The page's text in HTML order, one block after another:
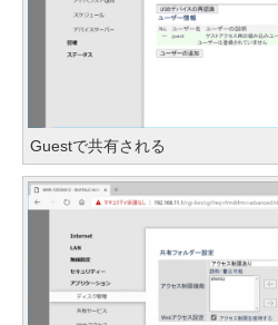
Guestで共有される